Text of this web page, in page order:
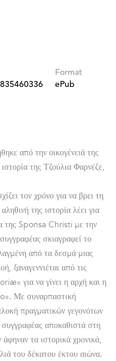
Format
ePub
από την οικογένειά της
της Τζούλια Φαρνέζε,
τον χρόνο για να βρει τη
της ιστορία λέει για
της Sponsa Christi με την
σκιαγραφεί το
από τα δεσμά μιας
ξαναγεννιέται από τις
για να γίνει η αρχή και η
Με συναρπαστική
πραγματικών γεγονότων
αποκαθιστά στη
τα ιστορικά χρονικά,
του δέκατου έκτου αιώνα.